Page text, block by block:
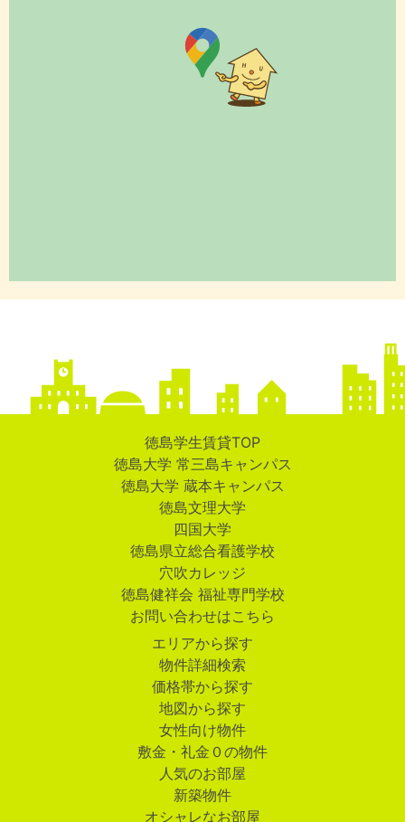
徳島学生賃貸TOP
徳島大学 常三島キャンパス
徳島大学 蔵本キャンパス
徳島文理大学
四国大学
徳島県立総合看護学校
穴吹カレッジ
徳島健祥会 福祉専門学校
お問い合わせはこちら
エリアから探す
物件詳細検索
価格帯から探す
地図から探す
女性向け物件
敷金・礼金０の物件
人気のお部屋
新築物件
オシャレなお部屋